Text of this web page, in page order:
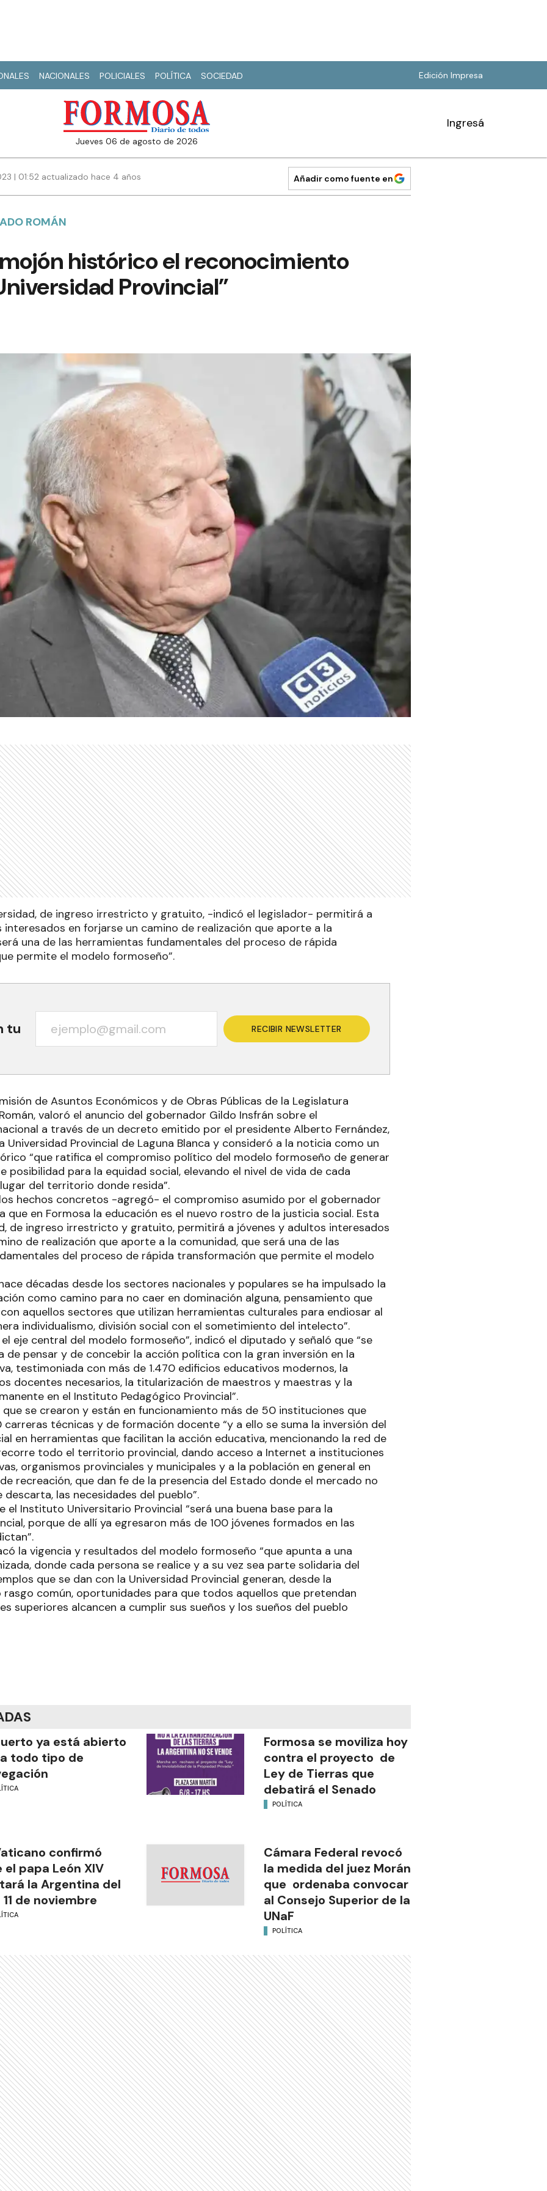
NACIONALES POLICIALES POLÍTICA SOCIEDAD Edición Impresa
jueves 06 de agosto de 2026
Ingresá
| 01:52 actualizado hace 4 años Añadir como fuente en
ROMÁN
histórico el reconocimiento
Provincial”
de ingreso irrestricto y gratuito, -indicó el legislador- permitirá a
interesados en forjarse un camino de realización que aporte a la
una de las herramientas fundamentales del proceso de rápida
permite el modelo formoseño”.
tu RECIBIR NEWSLETTER
de Asuntos Económicos y de Obras Públicas de la Legislatura
valoró el anuncio del gobernador Gildo Insfrán sobre el
a través de un decreto emitido por el presidente Alberto Fernández,
Universidad Provincial de Laguna Blanca y consideró a la noticia como un
“que ratifica el compromiso político del modelo formoseño de generar
posibilidad para la equidad social, elevando el nivel de vida de cada
del territorio donde resida”.
los hechos concretos -agregó- el compromiso asumido por el gobernador
que en Formosa la educación es el nuevo rostro de la justicia social. Esta
de ingreso irrestricto y gratuito, permitirá a jóvenes y adultos interesados
de realización que aporte a la comunidad, que será una de las
del proceso de rápida transformación que permite el modelo
décadas desde los sectores nacionales y populares se ha impulsado la
como camino para no caer en dominación alguna, pensamiento que
aquellos sectores que utilizan herramientas culturales para endiosar al
individualismo, división social con el sometimiento del intelecto”.
eje central del modelo formoseño”, indicó el diputado y señaló que “se
de pensar y de concebir la acción política con la gran inversión en la
testimoniada con más de 1.470 edificios educativos modernos, la
docentes necesarios, la titularización de maestros y maestras y la
en el Instituto Pedagógico Provincial”.
se crearon y están en funcionamiento más de 50 instituciones que
técnicas y de formación docente “y a ello se suma la inversión del
en herramientas que facilitan la acción educativa, mencionando la red de
todo el territorio provincial, dando acceso a Internet a instituciones
organismos provinciales y municipales y a la población en general en
recreación, que dan fe de la presencia del Estado donde el mercado no
descarta, las necesidades del pueblo”.
el Instituto Universitario Provincial “será una buena base para la
porque de allí ya egresaron más de 100 jóvenes formados en las
la vigencia y resultados del modelo formoseño “que apunta a una
donde cada persona se realice y a su vez sea parte solidaria del
que se dan con la Universidad Provincial generan, desde la
común, oportunidades para que todos aquellos que pretendan
superiores alcancen a cumplir sus sueños y los sueños del pueblo
ya está abierto
todo tipo de
Formosa se moviliza hoy
contra el proyecto de
Ley de Tierras que
debatirá el Senado
POLÍTICA
confirmó
el papa León XIV
la Argentina del
11 de noviembre
Cámara Federal revocó
la medida del juez Morán
que ordenaba convocar
al Consejo Superior de la
UNaF
POLÍTICA